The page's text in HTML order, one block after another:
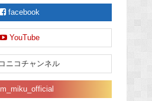
facebook
YouTube
ニコチャンネル